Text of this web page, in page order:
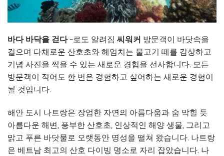
바다 바닥을 걷다~로도 알려짐 씨워커 방문객이 바닷속을
걸으며 다채로운 산호초와 헤엄치는 물고기 떼를 감상하고
기념 사진을 찍을 수 있는 새로운 경험을 선사합니다. 모든
방문객이 적어도 한 번은 경험하고 싶어하는 새로운 경험이
될 것입니다.
해안 도시 나트랑은 장엄한 자연의 아름다움과 숨 막힐 듯
아름다운 해변, 풍부한 산호초, 인상적인 해양 생물, 그리고
맑고 푸른 바닷물로 오랫동안 명성을 떨쳐 왔습니다. 나트랑
은 베트남 최고의 산호 다이빙 명소로 자리 잡았습니다. 나